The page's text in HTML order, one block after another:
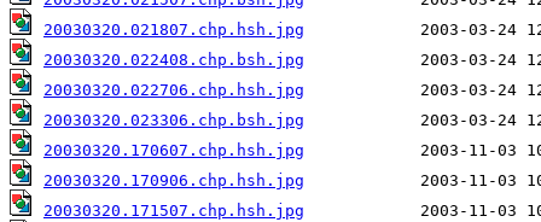
20030320.021807.chp.hsh.jpg
20030320.022408.chp.bsh.jpg
20030320.022706.chp.hsh.jpg
20030320.023306.chp.bsh.jpg
20030320.170607.chp.hsh.jpg
20030320.170906.chp.hsh.jpg
20030320.171507.chp.hsh.jpg